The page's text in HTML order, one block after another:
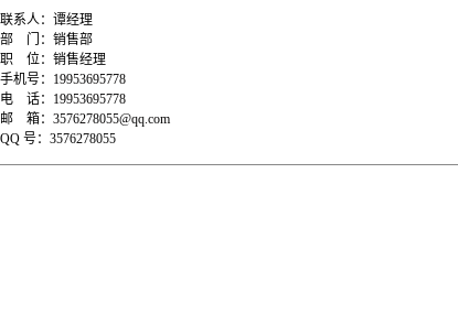
联系人： 谭经理
部
门： 销售部
职
位： 销售经理
手机号： 19953695778
电
话： 19953695778
邮
箱： 3576278055@qq.com
QQ 号： 3576278055